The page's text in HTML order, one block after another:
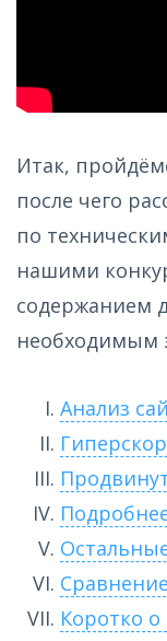
Итак,
после чего
по
нашими
содержанием
необходимым
Анализ
Коротко